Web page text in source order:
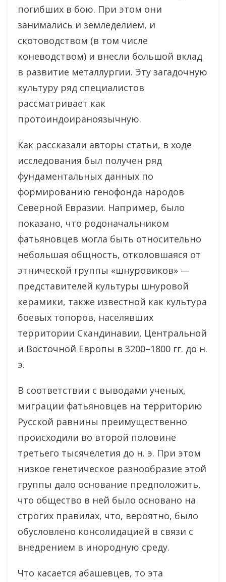
погибших в бою. При этом они
занимались и земледелием, и
скотоводством (в том числе
коневодством) и внесли большой вклад
в развитие металлургии. Эту загадочную
культуру ряд специалистов
рассматривает как
протоиндоираноязычную.
Как рассказали авторы статьи, в ходе
исследования был получен ряд
фундаментальных данных по
формированию генофонда народов
Северной Евразии. Например, было
показано, что родоначальником
фатьяновцев могла быть относительно
небольшая общность, отколовшаяся от
этнической группы «шнуровиков» —
представителей культуры шнуровой
керамики, также известной как культура
боевых топоров, населявших
территории Скандинавии, Центральной
и Восточной Европы в 3200–1800 гг. до н.
э.
В соответствии с выводами ученых,
миграции фатьяновцев на территорию
Русской равнины преимущественно
происходили во второй половине
третьего тысячелетия до н. э. При этом
низкое генетическое разнообразие этой
группы дало основание предположить,
что общество в ней было основано на
строгих правилах, что, вероятно, было
обусловлено консолидацией в связи с
внедрением в инородную среду.
Что касается абашевцев, то эта